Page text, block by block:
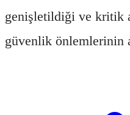
genişletildiği ve kritik
güvenlik önlemlerinin